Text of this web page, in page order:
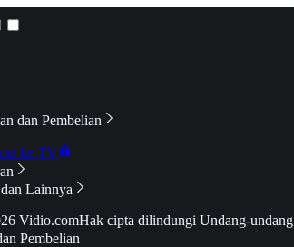
dan Pembelian
ke TV
Lainnya
Vidio.comHak cipta dilindungi Undang-undang
Pembelian